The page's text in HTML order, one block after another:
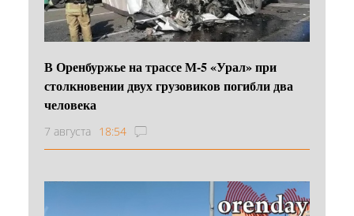
В Оренбуржье на трассе М-5 «Урал» при
столкновении двух грузовиков погибли два
человека
7 августа 18:54